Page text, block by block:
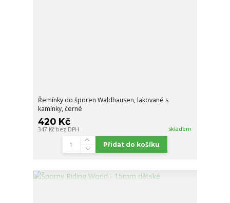
Řemínky do šporen Waldhausen, lakované s
kamínky, černé
420 Kč
347 Kč bez DPH skladem
Přidat do košíku